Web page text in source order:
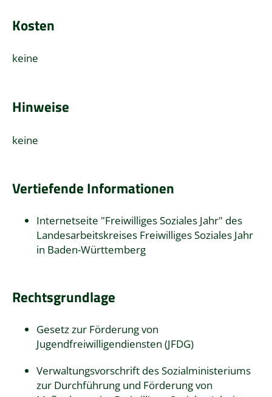
Kosten
keine
Hinweise
keine
Vertiefende Informationen
Internetseite "Freiwilliges Soziales Jahr" des
Landesarbeitskreises Freiwilliges Soziales Jahr
in Baden-Württemberg
Rechtsgrundlage
Gesetz zur Förderung von
Jugendfreiwilligendiensten (JFDG)
Verwaltungsvorschrift des Sozialministeriums
zur Durchführung und Förderung von